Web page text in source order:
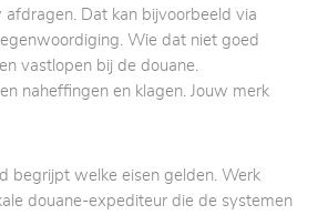
Dat kan bijvoorbeeld via
Wie dat niet goed
vastlopen bij de douane.
naheffingen en klagen. Jouw merk
begrijpt welke eisen gelden. Werk
douane-expediteur die de systemen